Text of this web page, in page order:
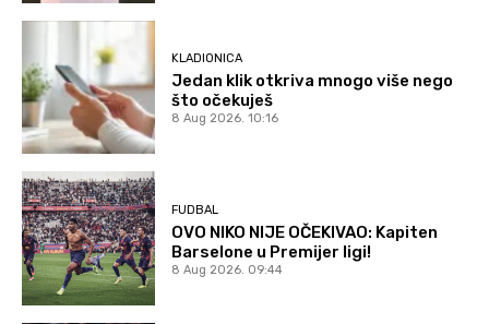
KLADIONICA
Jedan klik otkriva mnogo više nego
što očekuješ
8 Aug 2026. 10:16
FUDBAL
OVO NIKO NIJE OČEKIVAO: Kapiten
Barselone u Premijer ligi!
8 Aug 2026. 09:44